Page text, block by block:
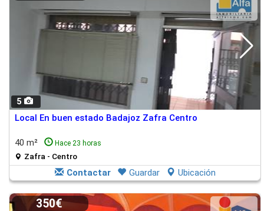
5
Local En buen estado Badajoz Zafra Centro
40 m² Hace 23 horas
Zafra - Centro
Contactar Guardar Ubicación
350€